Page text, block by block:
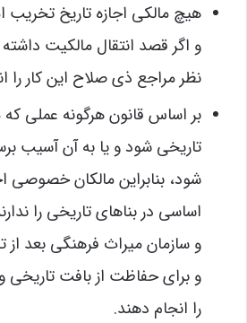
هیچ مالکی اجازه تاریخ تخریب
و اگر قصد انتقال مالکیت داشته
نظر مراجع ذی صلاح این کار را
بر اساس قانون هرگونه عملی
تاریخی شود و یا به آن آسیب
‌شود، بنابراین مالکان خصوصی
اساسی در بناهای تاریخی را
و سازمان میراث فرهنگی بعد
و برای حفاظت از بافت تاریخی
را انجام دهند.